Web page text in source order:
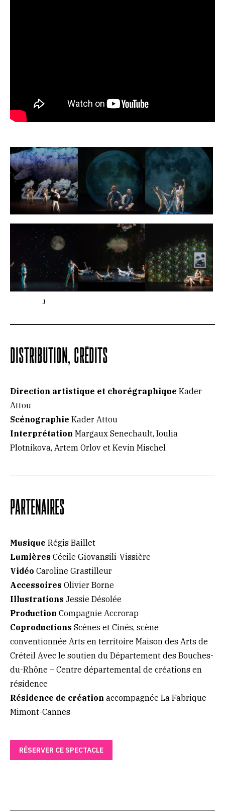
J
DISTRIBUTION, CRÉDITS
Direction artistique et chorégraphique Kader
Attou
Scénographie Kader Attou
Interprétation Margaux Senechault, Ioulia
Plotnikova, Artem Orlov et Kevin Mischel
PARTENAIRES
Musique Régis Baillet
Lumières Cécile Giovansili-Vissière
Vidéo Caroline Grastilleur
Accessoires Olivier Borne
Illustrations Jessie Désolée
Production Compagnie Accrorap
Coproductions Scènes et Cinés, scène
conventionnée Arts en territoire Maison des Arts de
Créteil Avec le soutien du Département des Bouches-
du-Rhône – Centre départemental de créations en
résidence
Résidence de création accompagnée La Fabrique
Mimont-Cannes
RÉSERVER CE SPECTACLE